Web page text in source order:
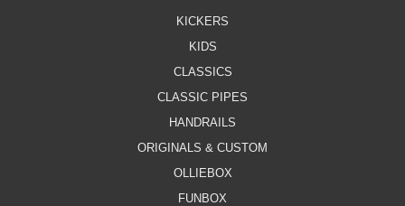
KICKERS
KIDS
CLASSICS
CLASSIC PIPES
HANDRAILS
ORIGINALS & CUSTOM
OLLIEBOX
FUNBOX